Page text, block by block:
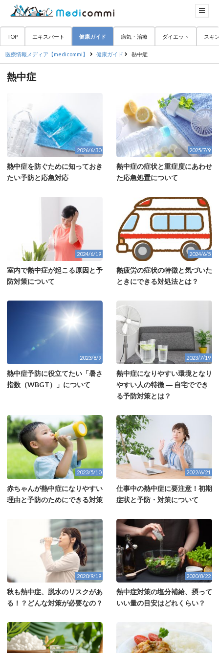
TOP エキスパート 健康ガイド 病気・治療 ダイエット スキ
医療情報メディア【medicommi】 健康ガイド 熱中症
熱中症
2026/6/30
熱中症を防ぐために知っておき
たい予防と応急対応
2025/7/9
熱中症の症状と重症度にあわせ
た応急処置について
2024/6/19
室内で熱中症が起こる原因と予
防対策について
2024/6/5
熱疲労の症状の特徴と気づいた
ときにできる対処法とは？
2023/8/9
熱中症予防に役立てたい「暑さ
指数（WBGT）」について
2023/7/19
熱中症になりやすい環境となり
やすい人の特徴 ― 自宅ででき
る予防対策とは？
2023/5/10
赤ちゃんが熱中症になりやすい
理由と予防のためにできる対策
2022/6/21
仕事中の熱中症に要注意！初期
症状と予防・対策について
2020/9/19
秋も熱中症、脱水のリスクがあ
る！？どんな対策が必要なの？
2020/8/22
熱中症対策の塩分補給、摂って
いい量の目安はどれくらい？